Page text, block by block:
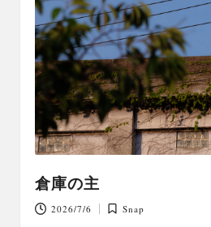
倉庫の主
2026/7/6
Posted
Snap